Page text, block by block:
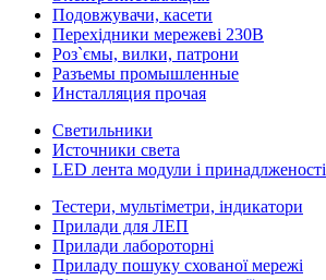
Подовжувачи, касети
Перехідники мережеві 230В
Роз`ємы, вилки, патрони
Разъемы промышленные
Инсталляция прочая
Светильники
Источники света
LED лента модули і принадлженості
Тестери, мультіметри, індикатори
Прилади для ЛЕП
Прилади лабороторні
Приладу пошуку схованої мережі